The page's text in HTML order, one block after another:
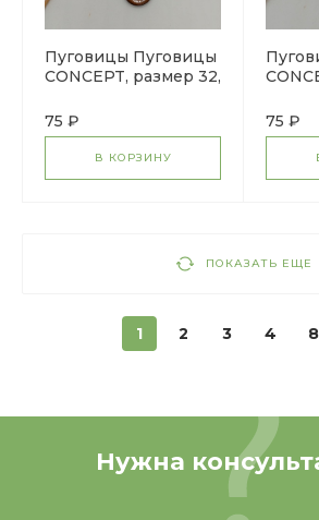
Пуговицы Пуговицы
CONCEPT, размер 32,
коричневый
75 ₽
В КОРЗИНУ
75 ₽
ПОКАЗАТЬ ЕЩЕ
1 2 3 4 8
Нужна